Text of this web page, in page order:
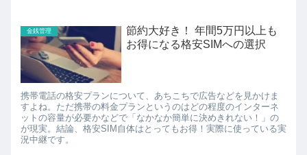
金銭管理
節約大好き！ 年間5万円以上も
お得になる格安SIMへの選択
携帯電話の格安プランについて、あちこちで広告などを見かけま
すよね。ただ携帯の料金プランというのはどの程度のインターネ
ットの容量が必要かなどで「なかなか簡単に決めきれない！」の
が現実。結論、格安SIM自体はとってもお得！実際に使っている実
況中継です。